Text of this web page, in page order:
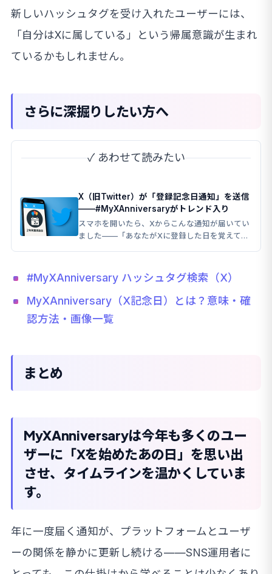
新しいハッシュタグを受け入れたユーザーには、
「自分はXに属している」という帰属意識が生まれ
ているかもしれません。
さらに深掘りしたい方へ
✓ あわせて読みたい
X（旧Twitter）が「登録記念日通知」を送信
——#MyXAnniversaryがトレンド入り
スマホを開いたら、Xからこんな通知が届いてい
ました——「あなたがXに登録した日を覚えてい
#MyXAnniversary ハッシュタグ検索（X）
MyXAnniversary（X記念日）とは？意味・確
認方法・画像一覧
まとめ
MyXAnniversaryは今年も多くのユー
ザーに「Xを始めたあの日」を思い出
させ、タイムラインを温かくしていま
す。
年に一度届く通知が、プラットフォームとユーザ
ーの関係を静かに更新し続ける——SNS運用者に